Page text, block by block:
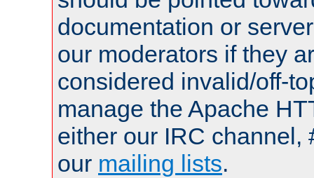
documentation or
our moderators if they
considered invalid/off-
manage the Apache
either our IRC channel,
our mailing lists.